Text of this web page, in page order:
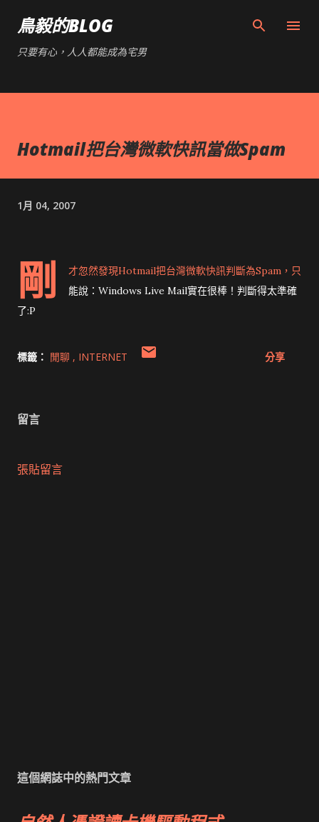
鳥毅的BLOG
只要有心，人人都能成為宅男
Hotmail把台灣微軟快訊當做Spam
1月 04, 2007
剛
才忽然發現Hotmail把台灣微軟快訊判斷為Spam，只
能說：Windows Live Mail實在很棒！判斷得太準確
了:P
標籤： 閒聊 INTERNET 分享
留言
張貼留言
這個網誌中的熱門文章